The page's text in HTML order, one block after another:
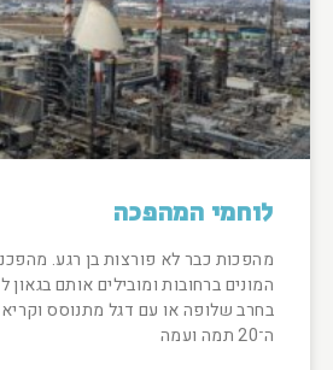
לוחמי המהפכה
מהפכות כבר לא פורצות בן רגע.
המונים ברחובות ומובילים אותם
בחרב שלופה או עם דגל מתנוסס
ה־20 תמה ועמה